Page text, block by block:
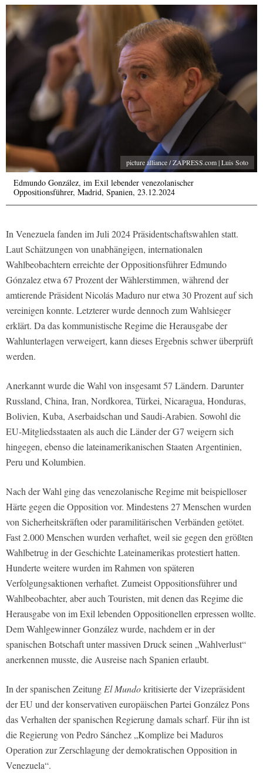
picture alliance / ZAPRESS.com | Luis Soto
Edmundo González, im Exil lebender venezolanischer
Oppositionsführer, Madrid, Spanien, 23.12.2024
In Venezuela fanden im Juli 2024 Präsidentschaftswahlen statt.
Laut Schätzungen von unabhängigen, internationalen
Wahlbeobachtern erreichte der Oppositionsführer Edmundo
Gónzalez etwa 67 Prozent der Wählerstimmen, während der
amtierende Präsident Nicolás Maduro nur etwa 30 Prozent auf sich
vereinigen konnte. Letzterer wurde dennoch zum Wahlsieger
erklärt. Da das kommunistische Regime die Herausgabe der
Wahlunterlagen verweigert, kann dieses Ergebnis schwer überprüft
werden.
Anerkannt wurde die Wahl von insgesamt 57 Ländern. Darunter
Russland, China, Iran, Nordkorea, Türkei, Nicaragua, Honduras,
Bolivien, Kuba, Aserbaidschan und Saudi-Arabien. Sowohl die
EU-Mitgliedsstaaten als auch die Länder der G7 weigern sich
hingegen, ebenso die lateinamerikanischen Staaten Argentinien,
Peru und Kolumbien.
Nach der Wahl ging das venezolanische Regime mit beispielloser
Härte gegen die Opposition vor. Mindestens 27 Menschen wurden
von Sicherheitskräften oder paramilitärischen Verbänden getötet.
Fast 2.000 Menschen wurden verhaftet, weil sie gegen den größten
Wahlbetrug in der Geschichte Lateinamerikas protestiert hatten.
Hunderte weitere wurden im Rahmen von späteren
Verfolgungsaktionen verhaftet. Zumeist Oppositionsführer und
Wahlbeobachter, aber auch Touristen, mit denen das Regime die
Herausgabe von im Exil lebenden Oppositionellen erpressen wollte.
Dem Wahlgewinner González wurde, nachdem er in der
spanischen Botschaft unter massiven Druck seinen „Wahlverlust“
anerkennen musste, die Ausreise nach Spanien erlaubt.
In der spanischen ZeitungEl Mundokritisierte der Vizepräsident
der EU und der konservativen europäischen Partei González Pons
das Verhalten der spanischen Regierung damals scharf. Für ihn ist
die Regierung von Pedro Sánchez „Komplize bei Maduros
Operation zur Zerschlagung der demokratischen Opposition in
Venezuela“.